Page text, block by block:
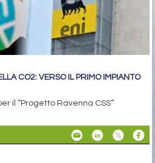
CO2: VERSO IL PRIMO IMPIANTO
il “Progetto Ravenna CSS”